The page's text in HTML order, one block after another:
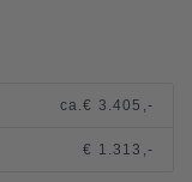
ca.€ 3.405,-
€ 1.313,-